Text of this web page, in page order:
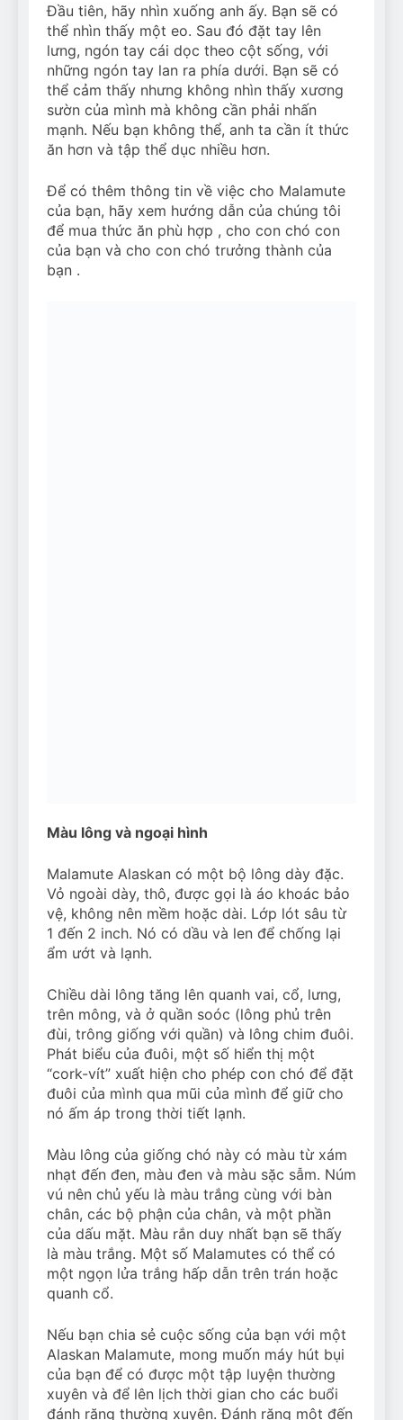
Đầu tiên, hãy nhìn xuống anh ấy. Bạn sẽ có
thể nhìn thấy một eo. Sau đó đặt tay lên
lưng, ngón tay cái dọc theo cột sống, với
những ngón tay lan ra phía dưới. Bạn sẽ có
thể cảm thấy nhưng không nhìn thấy xương
sườn của mình mà không cần phải nhấn
mạnh. Nếu bạn không thể, anh ta cần ít thức
ăn hơn và tập thể dục nhiều hơn.
Để có thêm thông tin về việc cho Malamute
của bạn, hãy xem hướng dẫn của chúng tôi
để mua thức ăn phù hợp , cho con chó con
của bạn và cho con chó trưởng thành của
bạn .
Màu lông và ngoại hình
Malamute Alaskan có một bộ lông dày đặc.
Vỏ ngoài dày, thô, được gọi là áo khoác bảo
vệ, không nên mềm hoặc dài. Lớp lót sâu từ
1 đến 2 inch. Nó có dầu và len để chống lại
ẩm ướt và lạnh.
Chiều dài lông tăng lên quanh vai, cổ, lưng,
trên mông, và ở quần soóc (lông phủ trên
đùi, trông giống với quần) và lông chim đuôi.
Phát biểu của đuôi, một số hiển thị một
“cork-vít” xuất hiện cho phép con chó để đặt
đuôi của mình qua mũi của mình để giữ cho
nó ấm áp trong thời tiết lạnh.
Màu lông của giống chó này có màu từ xám
nhạt đến đen, màu đen và màu sặc sẫm. Núm
vú nên chủ yếu là màu trắng cùng với bàn
chân, các bộ phận của chân, và một phần
của dấu mặt. Màu rắn duy nhất bạn sẽ thấy
là màu trắng. Một số Malamutes có thể có
một ngọn lửa trắng hấp dẫn trên trán hoặc
quanh cổ.
Nếu bạn chia sẻ cuộc sống của bạn với một
Alaskan Malamute, mong muốn máy hút bụi
của bạn để có được một tập luyện thường
xuyên và để lên lịch thời gian cho các buổi
đánh răng thường xuyên. Đánh răng một đến